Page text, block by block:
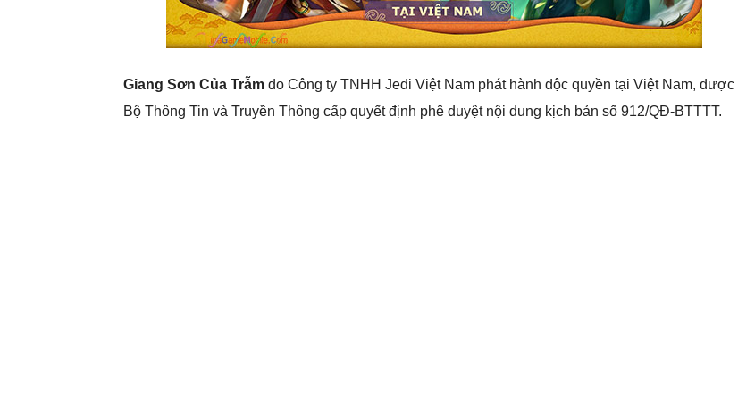
Giang Sơn Của Trẫm do Công ty TNHH Jedi Việt Nam phát hành độc quyền tại Việt Nam, được
Bộ Thông Tin và Truyền Thông cấp quyết định phê duyệt nội dung kịch bản số 912/QĐ-BTTTT.